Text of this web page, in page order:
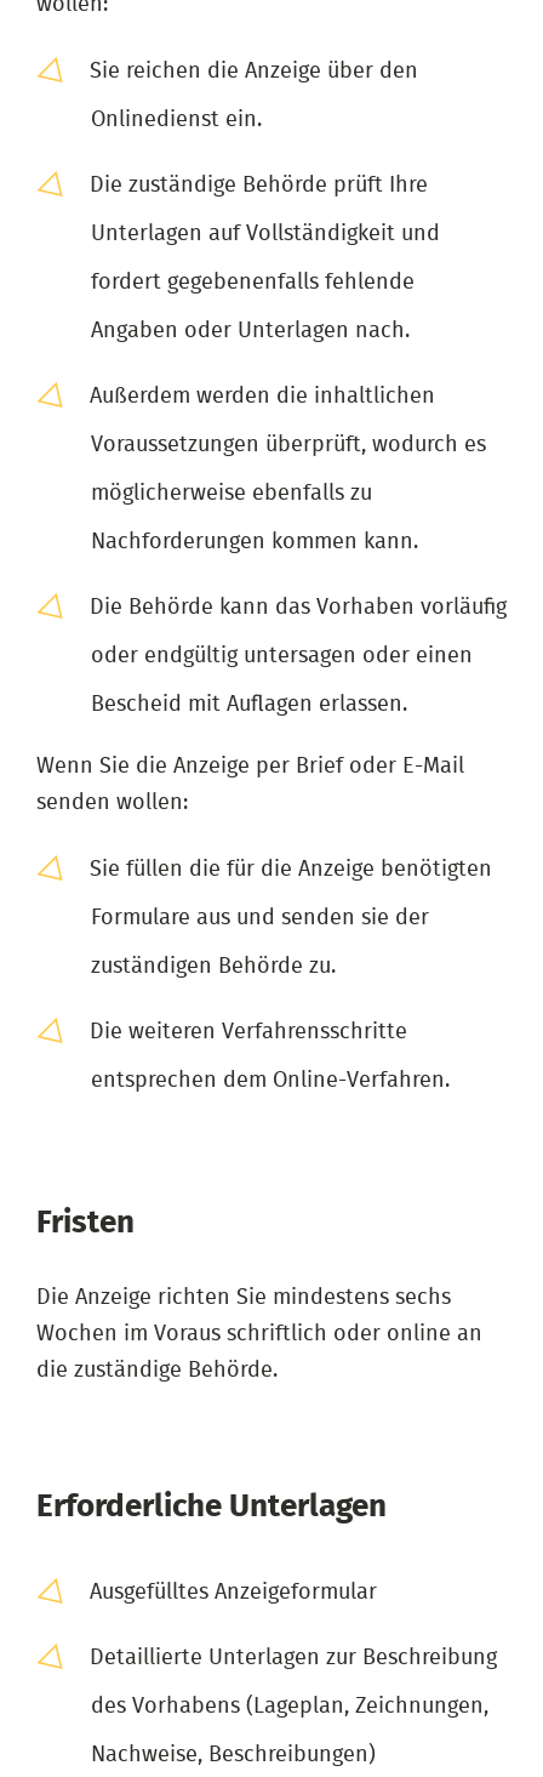
wollen:
Sie reichen die Anzeige über den
Onlinedienst ein.
Die zuständige Behörde prüft Ihre
Unterlagen auf Vollständigkeit und
fordert gegebenenfalls fehlende
Angaben oder Unterlagen nach.
Außerdem werden die inhaltlichen
Voraussetzungen überprüft, wodurch es
möglicherweise ebenfalls zu
Nachforderungen kommen kann.
Die Behörde kann das Vorhaben vorläufig
oder endgültig untersagen oder einen
Bescheid mit Auflagen erlassen.
Wenn Sie die Anzeige per Brief oder E-Mail
senden wollen:
Sie füllen die für die Anzeige benötigten
Formulare aus und senden sie der
zuständigen Behörde zu.
Die weiteren Verfahrensschritte
entsprechen dem Online-Verfahren.
Fristen
Die Anzeige richten Sie mindestens sechs
Wochen im Voraus schriftlich oder online an
die zuständige Behörde.
Erforderliche Unterlagen
Ausgefülltes Anzeigeformular
Detaillierte Unterlagen zur Beschreibung
des Vorhabens (Lageplan, Zeichnungen,
Nachweise, Beschreibungen)